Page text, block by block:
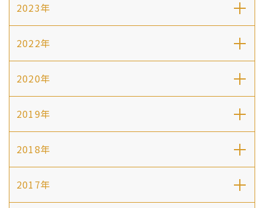
2023年
2022年
2020年
2019年
2018年
2017年